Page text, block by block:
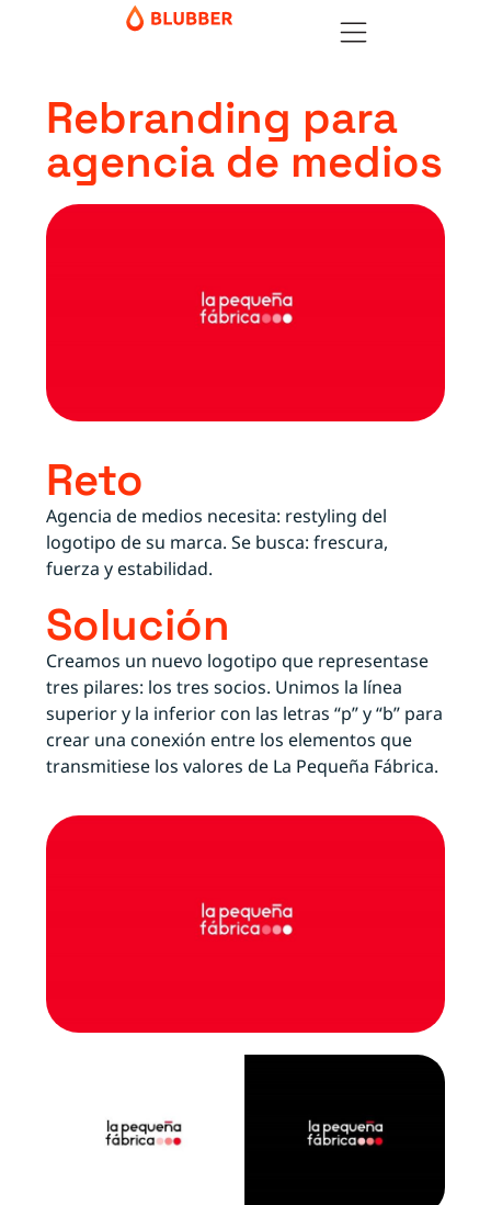
Rebranding para
agencia de medios
Reto
Agencia de medios necesita: restyling del
logotipo de su marca. Se busca: frescura,
fuerza y estabilidad.
Solución
Creamos un nuevo logotipo que representase
tres pilares: los tres socios. Unimos la línea
superior y la inferior con las letras “p” y “b” para
crear una conexión entre los elementos que
transmitiese los valores de La Pequeña Fábrica.